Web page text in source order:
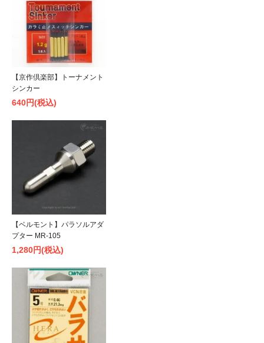
【京作倶楽部】トーナメント
シンカー
640円(税込)
【ベルモント】パラソルアダ
プター MR-105
1,280円(税込)